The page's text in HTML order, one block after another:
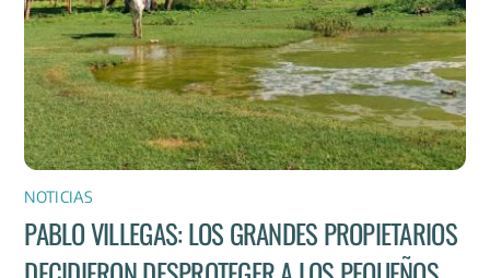
NOTICIAS
PABLO VILLEGAS: LOS GRANDES PROPIETARIOS